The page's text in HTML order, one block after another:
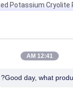
Potassium Cryolite
با کارایی بالا ساخته
12:41 AM
Good day, what